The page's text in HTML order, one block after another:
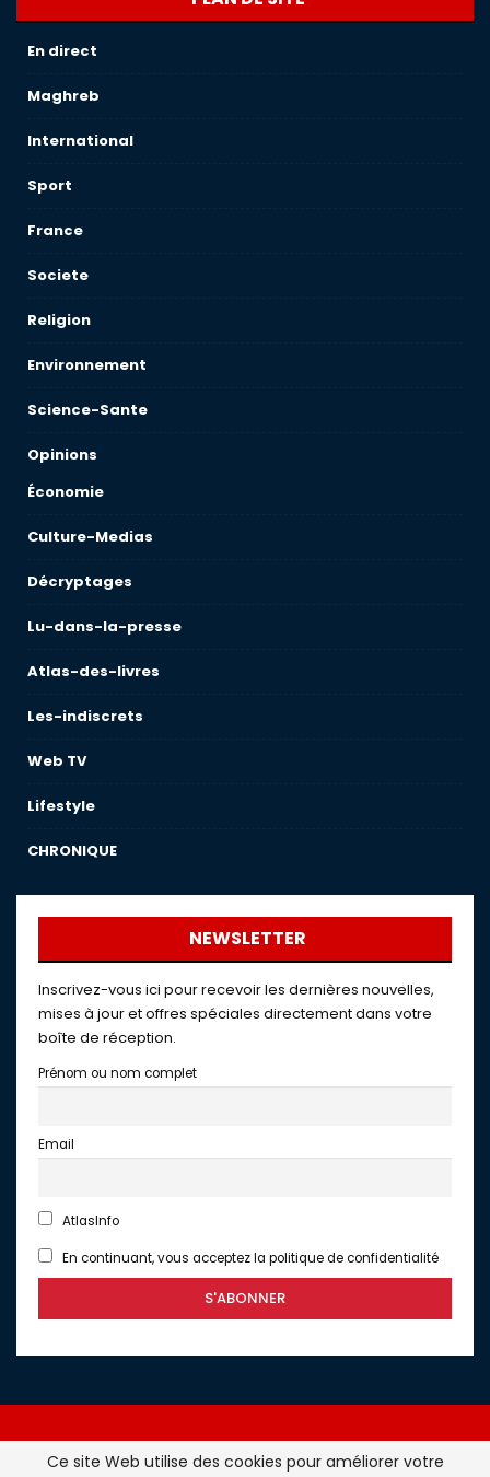
En direct
Maghreb
International
Sport
France
Societe
Religion
Environnement
Science-Sante
Opinions
Économie
Culture-Medias
Décryptages
Lu-dans-la-presse
Atlas-des-livres
Les-indiscrets
Web TV
Lifestyle
CHRONIQUE
NEWSLETTER
Inscrivez-vous ici pour recevoir les dernières nouvelles,
mises à jour et offres spéciales directement dans votre
boîte de réception.
Prénom ou nom complet
Email
AtlasInfo
En continuant, vous acceptez la politique de confidentialité
Ce site Web utilise des cookies pour améliorer votre